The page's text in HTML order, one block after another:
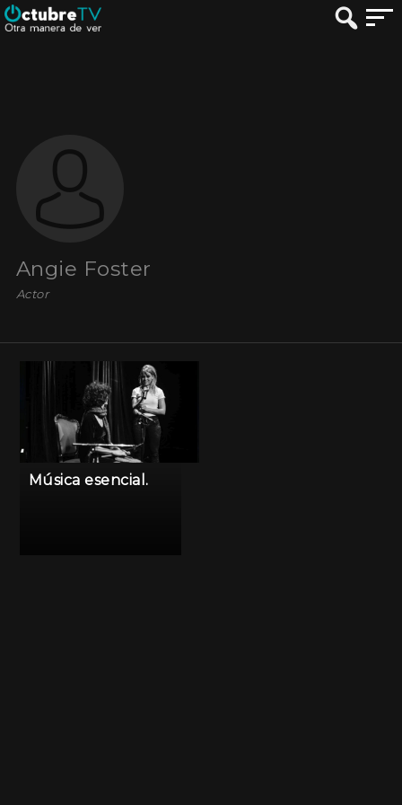
Angie Foster
Actor
Música esencial.